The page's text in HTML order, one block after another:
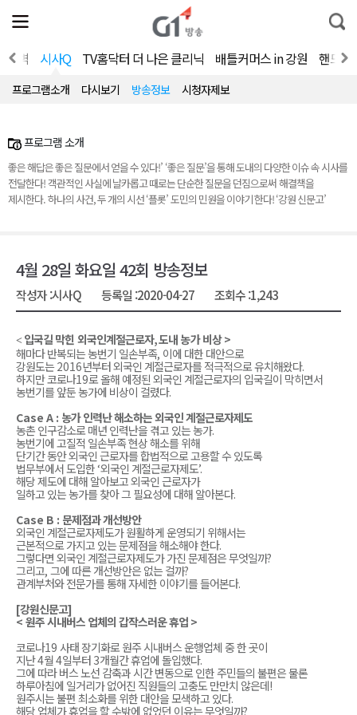
전
체
뉴
열
통
합
색
벽 시사Q TV홈닥터 더 나은 클리닉 배틀커머스 in 강원 핸드메
프로그램소개 다시보기 방송정보 시청자제보
프로그램 소개
좋은 해답은 좋은 질문에서 얻을 수 있다!’ ‘좋은 질문’을 통해 도내의 다양한 이슈 속 시사를
전달한다! 객관적인 사실에 날카롭고 때로는 단순한 질문을 던짐으로써 해결책을
제시한다. 하나의 사건, 두 개의 시선 ‘플롯’ 도민의 민원을 이야기 한다! ‘강원 신문고’
4월 28일 화요일 42회 방송정보
작성자 :시사Q 등록일 :2020-04-27 조회수 :1,243
< 입국길 막힌 외국인계절근로자,도내 농가 비상>
해마다 반복되는 농번기 일손부족, 이에 대한 대안으로
강원도는2016년부터 외국인 계절근로자를 적극적으로 유치해왔다.
하지만 코로나19로 올해 예정된 외국인 계절근로자의 입국길이 막히면서
농번기를 앞둔 농가에 비상이 걸렸다.
Case A : 농가 인력난 해소하는 외국인 계절근로자제도
농촌 인구감소로 매년 인력난을 겪고 있는 농가.
농번기에 고질적 일손부족 현상 해소를 위해
단기간 동안 외국인 근로자를 합법적으로 고용할 수 있도록
법무부에서 도입한‘외국인 계절근로자제도’.
해당 제도에 대해 알아보고 외국인 근로자가
일하고 있는 농가를 찾아 그 필요성에 대해 알아본다.
Case B : 문제점과 개선방안
외국인 계절근로자제도가 원활하게 운영되기 위해서는
근본적으로 가지고 있는 문제점을 해소해야 한다.
그렇다면 외국인 계절근로자제도가 가진 문제점은 무엇일까?
그리고, 그에 따른 개선방안은 없는 걸까?
관계부처와 전문가를 통해 자세한 이야기를 들어본다.
[강원신문고]
< 원주 시내버스 업체의 갑작스러운 휴업 >
코로나19 사태 장기화로 원주 시내버스 운행업체 중 한 곳이
지난4월4일부터 3개월간 휴업에 돌입했다.
그에 따라 버스 노선 감축과 시간 변동으로 인한 주민들의 불편은 물론
하루아침에 일거리가 없어진 직원들의 고충도 만만치 않은데!
원주시는 불편 최소화를 위한 대안을 모색하고 있다.
해당 업체가 휴업을 할 수밖에 없었던 이유는 무엇일까?